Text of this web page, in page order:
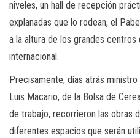
niveles, un hall de recepción
explanadas que lo rodean, el
a la altura de los grandes centros
internacional.
Precisamente, días atrás
Luis Macario, de la Bolsa de
de trabajo, recorrieron las obras
diferentes espacios que serán